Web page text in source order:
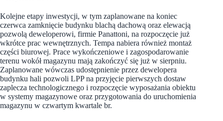
Kolejne etapy inwestycji, w tym zaplanowane na koniec
czerwca zamknięcie budynku blachą dachową oraz elewacją
pozwolą deweloperowi, firmie Panattoni, na rozpoczęcie już
wkrótce prac wewnętrznych. Tempa nabiera również montaż
części biurowej. Prace wykończeniowe i zagospodarowanie
terenu wokół magazynu mają zakończyć się już w sierpniu.
Zaplanowane wówczas udostępnienie przez dewelopera
budynku hali pozwoli LPP na przyjęcie pierwszych dostaw
zaplecza technologicznego i rozpoczęcie wyposażania obiektu
w systemy magazynowe oraz przygotowania do uruchomienia
magazynu w czwartym kwartale br.